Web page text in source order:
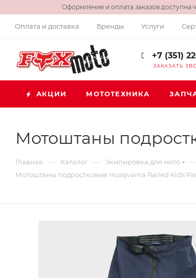
Оформление и оплата заказов доступна
Оплата и доставка Бренды Услуги
+7 (351)
ЗАКАЗАТЬ
АКЦИИ МОТОТЕХНИКА
Мотоштаны
Главная — Каталог — Экипировка для мото
Мотоштаны подростковые Husqvarna Railed Kids